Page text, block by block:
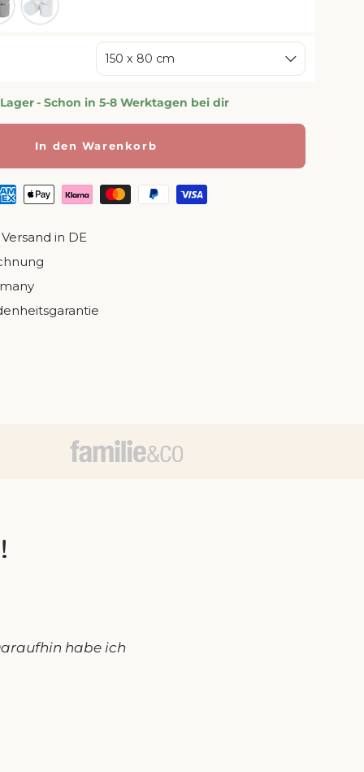
Galerieansicht laden
Bild 10 in Galerieansicht laden
Bild 11 in Galerieansicht laden
Bild 12 in Galerieansicht
150 x 80 cm
- Schon in 5-8 Werktagen bei dir
In den Warenkorb
in DE
habe ich